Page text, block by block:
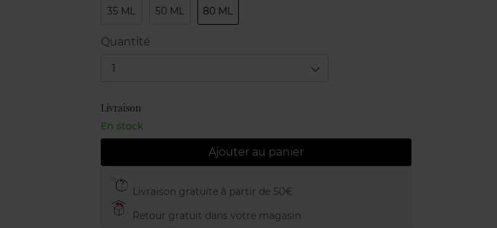
35 ML 50 ML 80 ML
Quantité
1
Livraison
En stock
Ajouter au panier
Livraison gratuite à partir de 50€
Retour gratuit dans votre magasin